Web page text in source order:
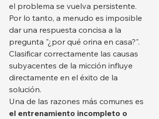
el problema se vuelva persistente.
Por lo tanto, a menudo es imposible
dar una respuesta concisa a la
pregunta "¿por qué orina en casa?".
Clasificar correctamente las causas
subyacentes de la micción influye
directamente en el éxito de la
solución.
Una de las razones más comunes es
el entrenamiento incompleto o